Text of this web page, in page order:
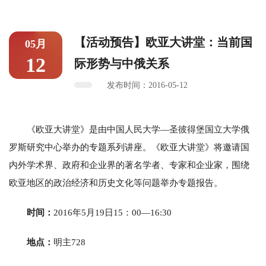
05月
12
【活动预告】欧亚大讲堂：当前国
际形势与中俄关系
发布时间：2016-05-12
《欧亚大讲堂》是由中国人民大学—圣彼得堡国立大学俄
罗斯研究中心举办的专题系列讲座。《欧亚大讲堂》将邀请国
内外学术界、政府和企业界的著名学者、专家和企业家，围绕
欧亚地区的政治经济和历史文化等问题举办专题报告。
时间： 2016年5月19日15：00—16:30
地点： 明主728